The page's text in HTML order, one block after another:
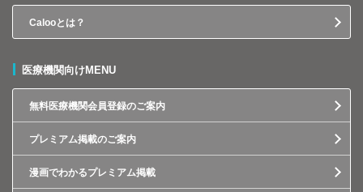
Calooとは？
医療機関向けMENU
無料医療機関会員登録のご案内
プレミアム掲載のご案内
漫画でわかるプレミアム掲載